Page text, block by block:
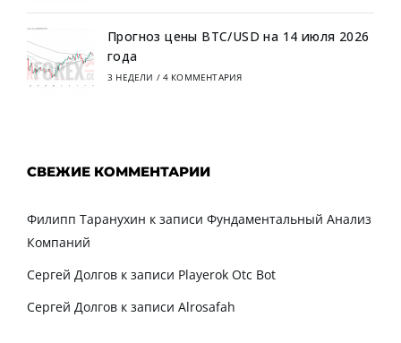
Прогноз цены BTC/USD на 14 июля 2026
года
3 НЕДЕЛИ / 4 КОММЕНТАРИЯ
СВЕЖИЕ КОММЕНТАРИИ
Филипп Таранухин к записи Фундаментальный Анализ
Компаний
Сергей Долгов к записи Playerok Otc Bot
Сергей Долгов к записи Alrosafah